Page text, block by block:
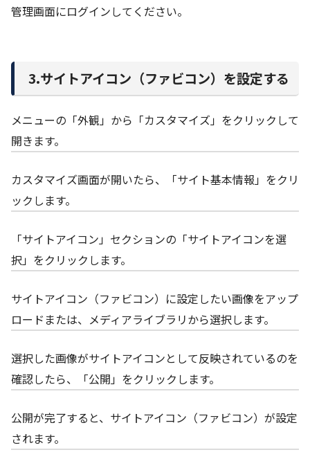
管理画面にログインしてください。
3.サイトアイコン（ファビコン）を設定する
メニューの「外観」から「カスタマイズ」をクリックして
開きます。
カスタマイズ画面が開いたら、「サイト基本情報」をクリ
ックします。
「サイトアイコン」セクションの「サイトアイコンを選
択」をクリックします。
サイトアイコン（ファビコン）に設定したい画像をアップ
ロードまたは、メディアライブラリから選択します。
選択した画像がサイトアイコンとして反映されているのを
確認したら、「公開」をクリックします。
公開が完了すると、サイトアイコン（ファビコン）が設定
されます。